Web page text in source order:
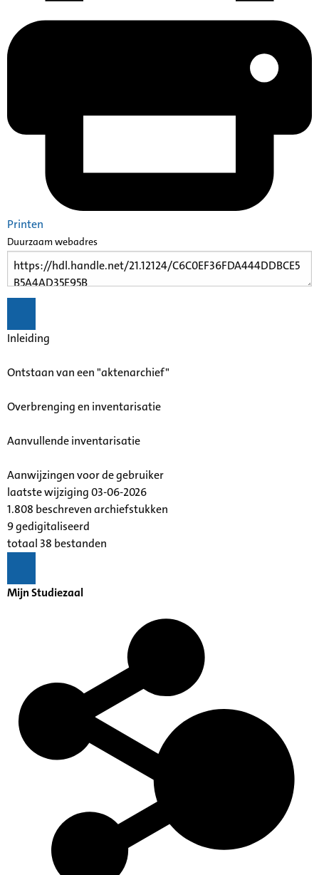
Printen
Duurzaam webadres
Inleiding
Ontstaan van een "aktenarchief"
Overbrenging en inventarisatie
Aanvullende inventarisatie
Aanwijzingen voor de gebruiker
laatste wijziging 03-06-2026
1.808 beschreven archiefstukken
9 gedigitaliseerd
totaal 38 bestanden
Mijn Studiezaal